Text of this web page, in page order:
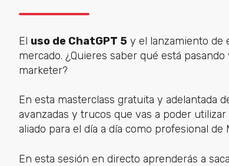
El uso de ChatGPT 5y el lanzamiento de
mercado. ¿Quieres saber qué está
marketer?
En esta masterclass gratuita y adelantada
avanzadas y trucos que vas a poder
aliado para el día a día como profesional de
En esta sesión en directo aprenderás a